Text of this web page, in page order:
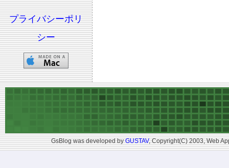
プライバシーポリ
シー
GsBlog was developed byGUSTAV, Copyright(C) 2003, Web